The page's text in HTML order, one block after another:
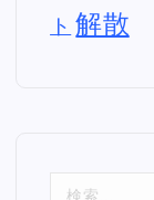
ト 解散